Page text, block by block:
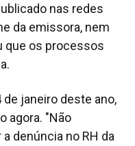
nas redes
da emissora, nem
que os processos
janeiro deste ano,
agora. "Não
denúncia no RH da